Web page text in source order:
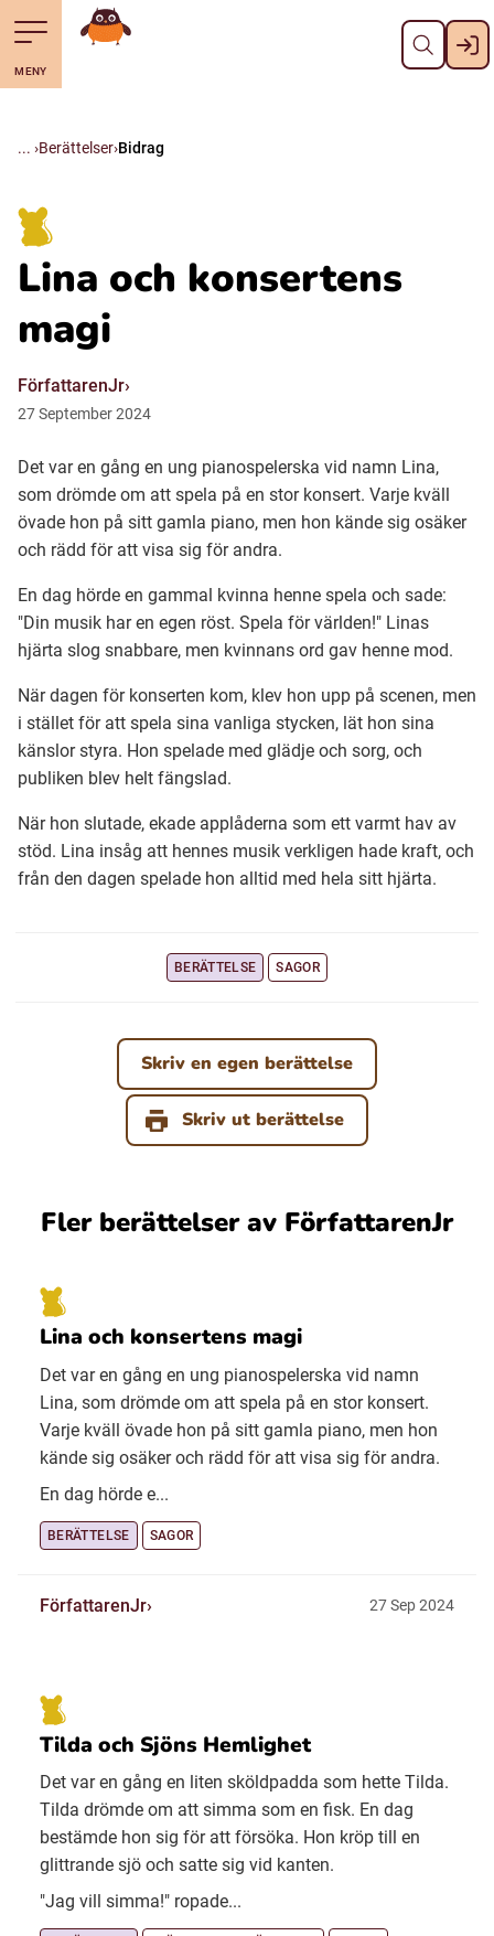
Till navigering av sidans innehåll
Hoppa till sidans huvudinnehåll Stäng
Suomi (Finska)
Julevsámegiella (Lulesamiska)
Åarjelsaemiengïele (Sydsamiska)
Davvisámegiella (Nordsamiska)
Bidumsámegiella (Pitesamiska)
Ubmejesámiengiälla (Umesamiska)
Kaale (Romska)
Arli (Romska)
Resanderomani (Romska)
Kelderash (Romska)
Lovari (Romska)
MENY
Gå till startsidan
Berättelser Bidrag
Lina och konsertens
magi
FörfattarenJr
27September2024
Det var en gång en ung pianospelerska vid namn Lina,
som drömde om att spela på en stor konsert. Varje kväll
övade hon på sitt gamla piano, men hon kände sig osäker
och rädd för att visa sig för andra.
En dag hörde en gammal kvinna henne spela och sade:
"Din musik har en egen röst. Spela för världen!" Linas
hjärta slog snabbare, men kvinnans ord gav henne mod.
När dagen för konserten kom, klev hon upp på scenen, men
i stället för att spela sina vanliga stycken, lät hon sina
känslor styra. Hon spelade med glädje och sorg, och
publiken blev helt fängslad.
När hon slutade, ekade applåderna som ett varmt hav av
stöd. Lina insåg att hennes musik verkligen hade kraft, och
från den dagen spelade hon alltid med hela sitt hjärta.
BERÄTTELSE SAGOR
Skriv en egen berättelse
Skriv ut berättelse
Fler berättelser av FörfattarenJr
Lina och konsertens magi
Det var en gång en ung pianospelerska vid namn
Lina, som drömde om att spela på en stor konsert.
Varje kväll övade hon på sitt gamla piano, men hon
kände sig osäker och rädd för att visa sig för andra.
En dag hörde e...
BERÄTTELSE SAGOR
FörfattarenJr 27 Sep 2024
Tilda och Sjöns Hemlighet
Det var en gång en liten sköldpadda som hette Tilda.
Tilda drömde om att simma som en fisk. En dag
bestämde hon sig för att försöka. Hon kröp till en
glittrande sjö och satte sig vid kanten.
"Jag vill simma!" ropade...